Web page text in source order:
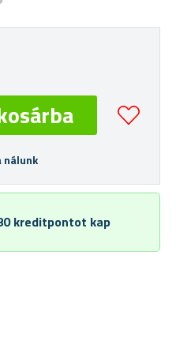
nálunk
kreditpontot kap